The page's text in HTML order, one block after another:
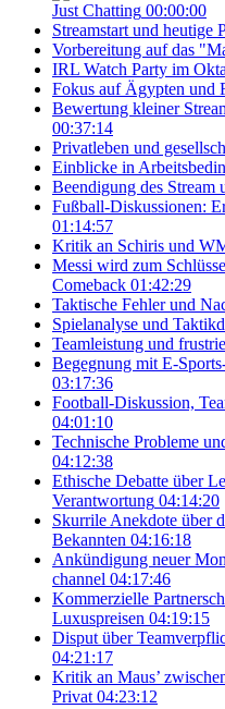
Just Chatting 00:00:00
Streamstart und heutige
Vorbereitung auf das
IRL Watch Party im
Fokus auf Ägypten und
Bewertung kleiner
00:37:14
Privatleben und
Einblicke in
Beendigung des Stream
Fußball-Diskussionen:
01:14:57
Kritik an Schiris und
Messi wird zum
Comeback 01:42:29
Taktische Fehler und
Spielanalyse und
Teamleistung und
Begegnung mit E-
03:17:36
Football-Diskussion,
04:01:10
Technische Probleme
04:12:38
Ethische Debatte über
Verantwortung 04:14:20
Skurrile Anekdote über
Bekannten 04:16:18
Ankündigung neuer
channel 04:17:46
Kommerzielle
Luxuspreisen 04:19:15
Disput über
04:21:17
Kritik an Maus’
Privat 04:23:12